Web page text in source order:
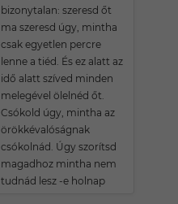
bizonytalan: szeresd őt
ma szeresd úgy, mintha
csak egyetlen percre
lenne a tiéd. És ez alatt az
idő alatt szíved minden
melegével ölelnéd őt.
Csókold úgy, mintha az
örökkévalóságnak
csókolnád. Úgy szorítsd
magadhoz mintha nem
tudnád lesz -e holnap